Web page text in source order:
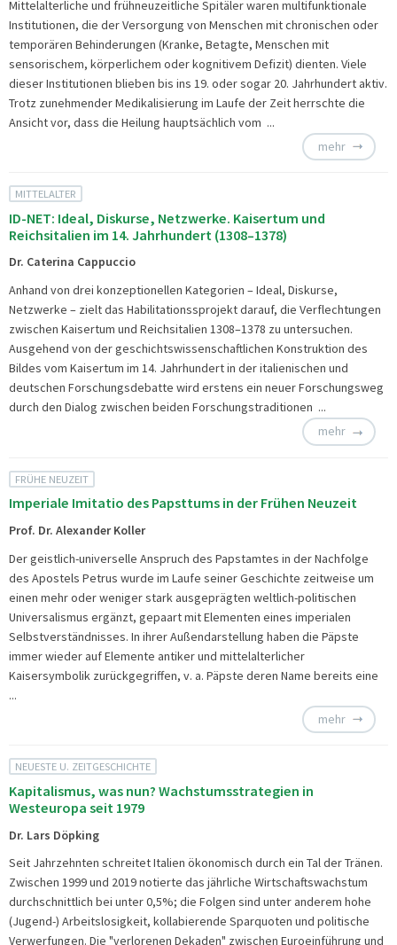
Mittelalterliche und frühneuzeitliche Spitäler waren multifunktionale
Institutionen, die der Versorgung von Menschen mit chronischen oder
temporären Behinderungen (Kranke, Betagte, Menschen mit
sensorischem, körperlichem oder kognitivem Defizit) dienten. Viele
dieser Institutionen blieben bis ins 19. oder sogar 20. Jahrhundert aktiv.
Trotz zunehmender Medikalisierung im Laufe der Zeit herrschte die
Ansicht vor, dass die Heilung hauptsächlich vom ...
mehr
MITTELALTER
ID-NET: Ideal, Diskurse, Netzwerke. Kaisertum und
Reichsitalien im 14. Jahrhundert (1308–1378)
Dr. Caterina Cappuccio
Anhand von drei konzeptionellen Kategorien – Ideal, Diskurse,
Netzwerke – zielt das Habilitationssprojekt darauf, die Verflechtungen
zwischen Kaisertum und Reichsitalien 1308–1378 zu untersuchen.
Ausgehend von der geschichtswissenschaftlichen Konstruktion des
Bildes vom Kaisertum im 14. Jahrhundert in der italienischen und
deutschen Forschungsdebatte wird erstens ein neuer Forschungsweg
durch den Dialog zwischen beiden Forschungstraditionen ...
mehr
FRÜHE NEUZEIT
Imperiale Imitatio des Papsttums in der Frühen Neuzeit
Prof. Dr. Alexander Koller
Der geistlich-universelle Anspruch des Papstamtes in der Nachfolge
des Apostels Petrus wurde im Laufe seiner Geschichte zeitweise um
einen mehr oder weniger stark ausgeprägten weltlich-politischen
Universalismus ergänzt, gepaart mit Elementen eines imperialen
Selbstverständnisses. In ihrer Außendarstellung haben die Päpste
immer wieder auf Elemente antiker und mittelalterlicher
Kaisersymbolik zurückgegriffen, v. a. Päpste deren Name bereits eine
...
mehr
NEUESTE U. ZEITGESCHICHTE
Kapitalismus, was nun? Wachstumsstrategien in
Westeuropa seit 1979
Dr. Lars Döpking
Seit Jahrzehnten schreitet Italien ökonomisch durch ein Tal der Tränen.
Zwischen 1999 und 2019 notierte das jährliche Wirtschaftswachstum
durchschnittlich bei unter 0,5%; die Folgen sind unter anderem hohe
(Jugend-) Arbeitslosigkeit, kollabierende Sparquoten und politische
Verwerfungen. Die "verlorenen Dekaden" zwischen Euroeinführung und